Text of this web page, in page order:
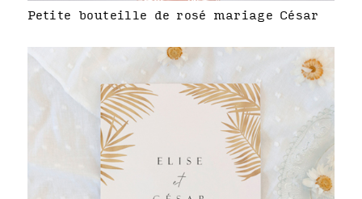
Petite bouteille de rosé mariage César